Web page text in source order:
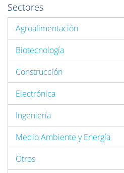
Sectores
Agroalimentación
Biotecnología
Construcción
Electrónica
Ingeniería
Medio Ambiente y Energía
Otros